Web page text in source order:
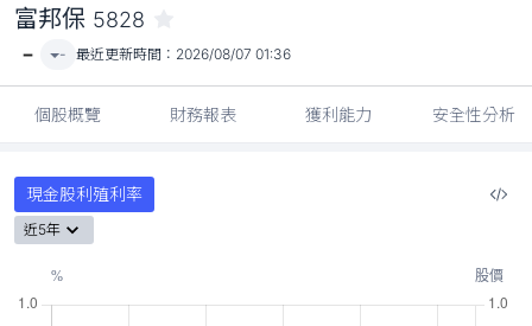
富邦保 5828
- - 最近更新時間： 2026/08/07 01:36
個股概覽 財務報表 獲利能力 安全性分析
現金股利殖利率
近5年